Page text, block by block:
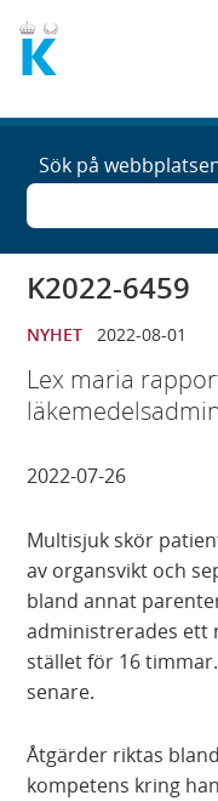
Sök på
K2022-6459
NYHET 2022-08-01
Lex maria
2022-07-26
Multisjuk skör
av organsvikt och
bland annat
administrerades ett
stället för 16
senare.
Åtgärder riktas
kompetens kring